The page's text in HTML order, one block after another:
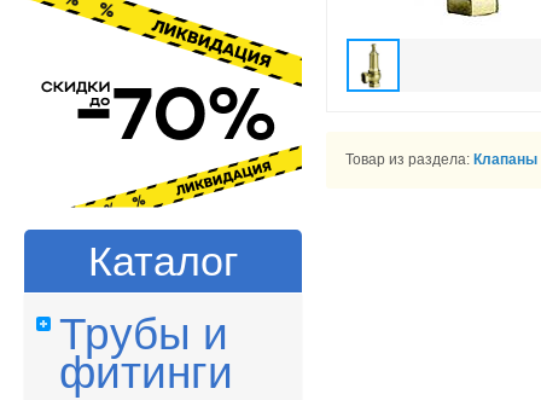
Каталог
Трубы и
фитинги
Товар из раздела: Клапаны